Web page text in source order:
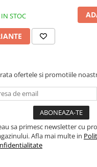
IN STOC
ofertele si promotiile
sa primesc newsletter cu
Afla mai multe in